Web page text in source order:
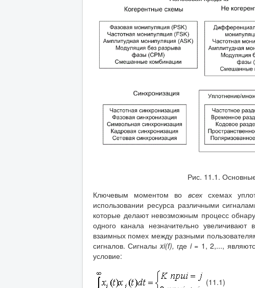
Рис. 11.1.
Ключевым моментом во всех схемах
использовании ресурса различными
которые делают невозможным процесс
одного канала незначительно
взаимных помех между разными
сигналов. Сигналыxi(f), где i= 1, 2,...,
условие:
(11.1)